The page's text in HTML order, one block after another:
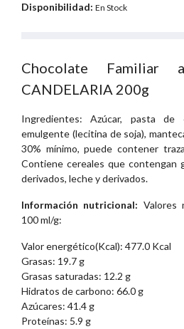
Disponibilidad: En Stock
Chocolate
CANDELARIA 200g
Ingredientes: Azúcar, pasta de
emulgente (lecitina de soja),
30% mínimo, puede contener
Contiene cereales que contengan
derivados, leche y derivados.
Información nutricional: Valores
100 ml/g:
Valor energético(Kcal): 477.0 Kcal
Grasas: 19.7 g
Grasas saturadas: 12.2 g
Hidratos de carbono: 66.0 g
Azúcares: 41.4 g
Proteínas: 5.9 g